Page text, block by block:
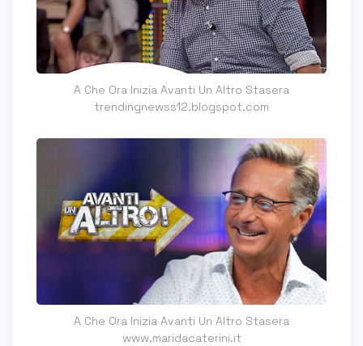
A Che Ora Inizia Avanti Un Altro Stasera
trendingnewss12.blogspot.com
A Che Ora Inizia Avanti Un Altro Stasera
www.maridacaterini.it